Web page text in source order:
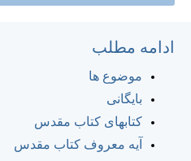
ادامه مطلب
موضوع ها
بایگانی
کتابهای کتاب مقدس
آیه معروف کتاب مقدس